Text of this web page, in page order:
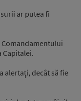
ar putea fi
Capitalei.
alertaţi, decât să fie